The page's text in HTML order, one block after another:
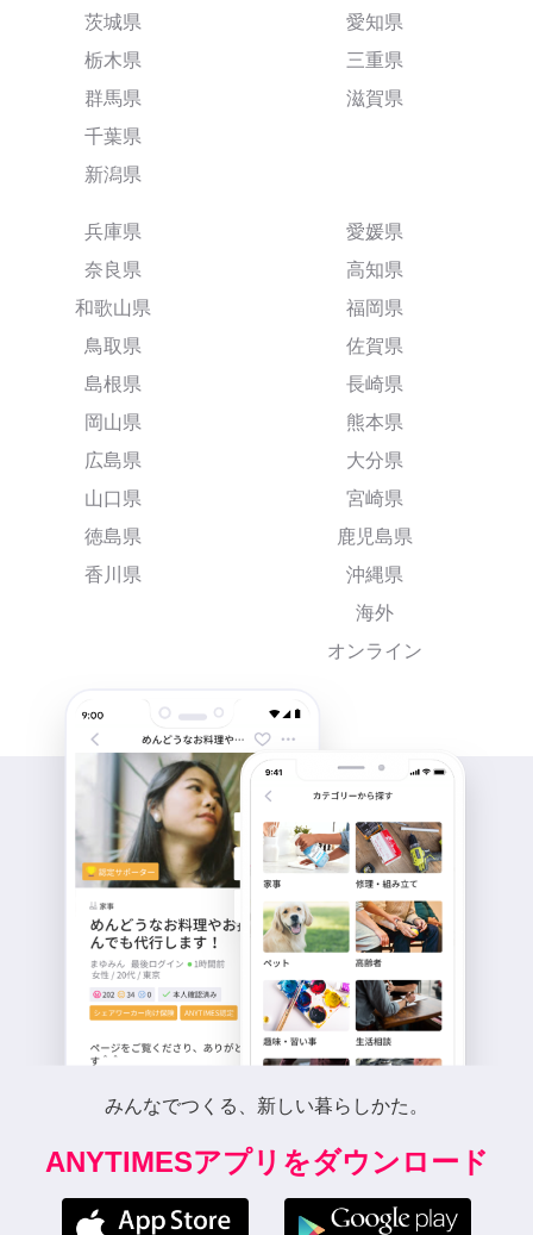
茨城県
栃木県
群馬県
千葉県
新潟県
愛知県
三重県
滋賀県
兵庫県
奈良県
和歌山県
鳥取県
島根県
岡山県
広島県
山口県
徳島県
香川県
愛媛県
高知県
福岡県
佐賀県
長崎県
熊本県
大分県
宮崎県
鹿児島県
沖縄県
海外
オンライン
みんなでつくる、新しい暮らしかた。
ANYTIMESアプリをダウンロード